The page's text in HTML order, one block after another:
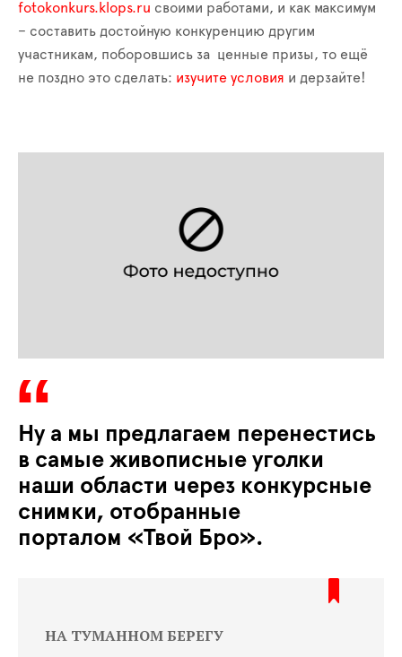
fotokonkurs.klops.ru своими работами, и как максимум
– составить достойную конкуренцию другим
участникам, поборовшись за ценные призы, то ещё
не поздно это сделать: изучите условия и дерзайте!
Ну а мы предлагаем перенестись
в самые живописные уголки
наши области через конкурсные
снимки, отобранные
порталом «Твой Бро».
НА ТУМАННОМ БЕРЕГУ